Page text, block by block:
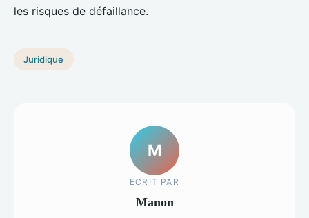
les risques de défaillance.
Juridique
M
ECRIT PAR
Manon